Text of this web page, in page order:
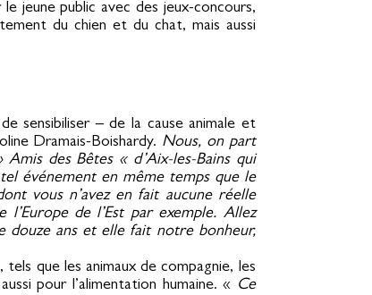
jeune public avec des jeux-concours,
du chien et du chat, mais aussi
sensibiliser – de la cause animale et
Dramais-Boishardy. Nous, on part
des Bêtes « d’Aix-les-Bains qui
événement en même temps que le
vous n’avez en fait aucune réelle
de l’Est par exemple. Allez
douze ans et elle fait notre bonheur,
que les animaux de compagnie, les
pour l’alimentation humaine. « Ce